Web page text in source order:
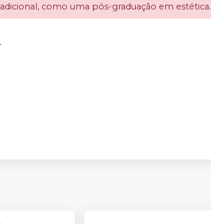
como uma pós-graduação em estética.